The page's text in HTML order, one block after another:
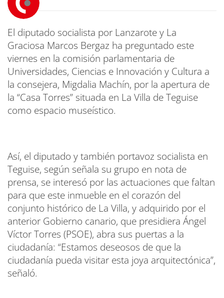
El diputado socialista por Lanzarote y La
Graciosa Marcos Bergaz ha preguntado este
viernes en la comisión parlamentaria de
Universidades, Ciencias e Innovación y Cultura a
la consejera, Migdalia Machín, por la apertura de
la “Casa Torres” situada en La Villa de Teguise
como espacio museístico.
Así, el diputado y también portavoz socialista en
Teguise, según señala su grupo en nota de
prensa, se interesó por las actuaciones que faltan
para que este inmueble en el corazón del
conjunto histórico de La Villa, y adquirido por el
anterior Gobierno canario, que presidiera Ángel
Víctor Torres (PSOE), abra sus puertas a la
ciudadanía: “Estamos deseosos de que la
ciudadanía pueda visitar esta joya arquitectónica”,
señaló.